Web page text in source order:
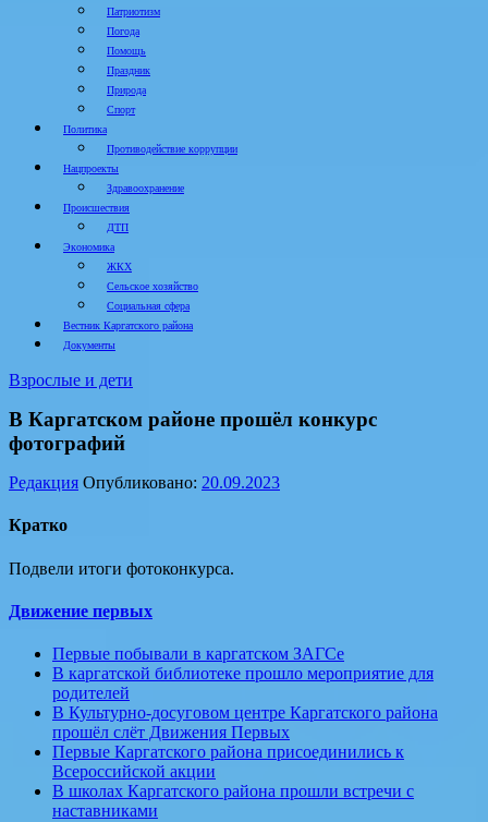
Патриотизм
Погода
Помощь
Праздник
Природа
Спорт
Политика
Противодействие коррупции
Нацпроекты
Здравоохранение
Происшествия
ДТП
Экономика
ЖКХ
Сельское хозяйство
Социальная сфера
Вестник Каргатского района
Документы
Взрослые и дети
В Каргатском районе прошёл конкурс
фотографий
Редакция Опубликовано: 20.09.2023
Кратко
Подвели итоги фотоконкурса.
Движение первых
Первые побывали в каргатском ЗАГСе
В каргатской библиотеке прошло мероприятие для
родителей
В Культурно-досуговом центре Каргатского района
прошёл слёт Движения Первых
Первые Каргатского района присоединились к
Всероссийской акции
В школах Каргатского района прошли встречи с
наставниками